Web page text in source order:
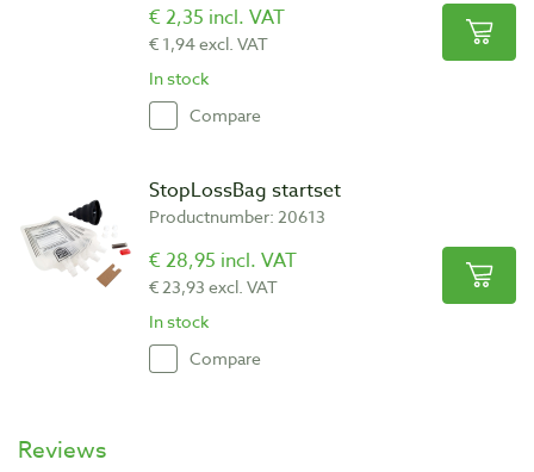
€ 2,35 incl. VAT
€ 1,94 excl. VAT
In stock
Compare
StopLossBag startset
Productnumber: 20613
€ 28,95 incl. VAT
€ 23,93 excl. VAT
In stock
Compare
Reviews